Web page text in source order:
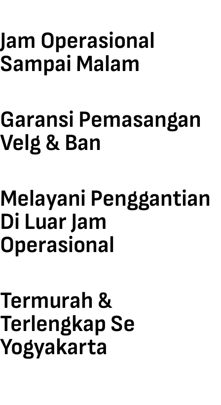
Jam Operasional
Sampai Malam
Garansi Pemasangan
Velg & Ban
Melayani Penggantian
Di Luar Jam
Operasional
Termurah &
Terlengkap Se
Yogyakarta